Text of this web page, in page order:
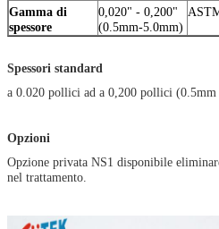
Gamma di
spessore
0,020" - 0,200"
(0.5mm-5.0mm)
Spessori standard
a 0.020 pollici ad a 0,200 pollici
Opzioni
Opzione privata NS1 disponibile
nel trattamento.